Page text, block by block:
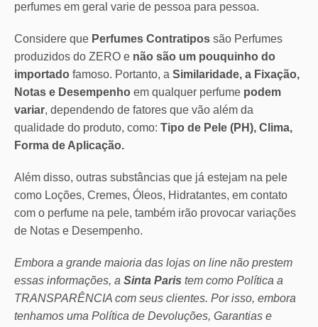
perfumes em geral varie de pessoa para pessoa.
Considere que Perfumes Contratipos são Perfumes
produzidos do ZERO e não são um pouquinho do
importado famoso. Portanto, a Similaridade, a Fixação,
Notas e Desempenho em qualquer perfume podem
variar, dependendo de fatores que vão além da
qualidade do produto, como: Tipo de Pele (PH), Clima,
Forma de Aplicação.
Além disso, outras substâncias que já estejam na pele
como Loções, Cremes, Óleos, Hidratantes, em contato
com o perfume na pele, também irão provocar variações
de Notas e Desempenho.
Embora a grande maioria das lojas on line não prestem
essas informações, a Sinta Paris tem como Política a
TRANSPARÊNCIA com seus clientes. Por isso, embora
tenhamos uma Política de Devoluções, Garantias e